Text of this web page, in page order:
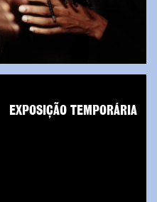
EXPOSIÇÃO TEMPORÁRIA